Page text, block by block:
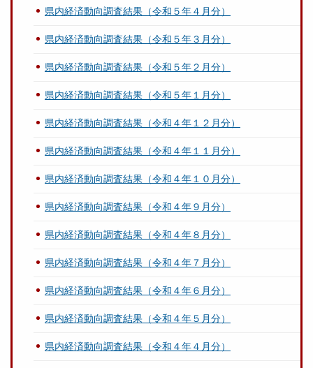
県内経済動向調査結果（令和５年４月分）
県内経済動向調査結果（令和５年３月分）
県内経済動向調査結果（令和５年２月分）
県内経済動向調査結果（令和５年１月分）
県内経済動向調査結果（令和４年１２月分）
県内経済動向調査結果（令和４年１１月分）
県内経済動向調査結果（令和４年１０月分）
県内経済動向調査結果（令和４年９月分）
県内経済動向調査結果（令和４年８月分）
県内経済動向調査結果（令和４年７月分）
県内経済動向調査結果（令和４年６月分）
県内経済動向調査結果（令和４年５月分）
県内経済動向調査結果（令和４年４月分）